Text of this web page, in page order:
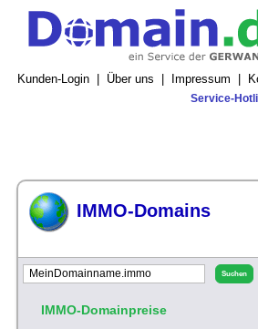
Kunden-Login Über uns Impressum
Service-
IMMO-Domains
IMMO-Domainpreise